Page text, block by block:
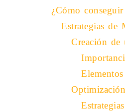
¿Cómo
Estrategias de
Creación de